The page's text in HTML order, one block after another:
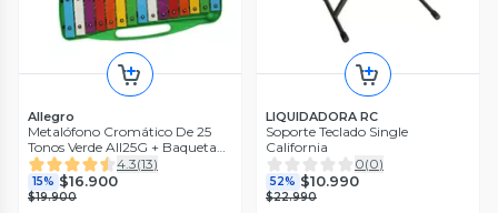
Allegro
Metalófono Cromático De 25
Tonos Verde All25G + Baqueta
Adicional
4.3(13)
15% $16.900
$19.900
LIQUIDADORA RC
Soporte Teclado Single
California
0(0)
52% $10.990
$22.990